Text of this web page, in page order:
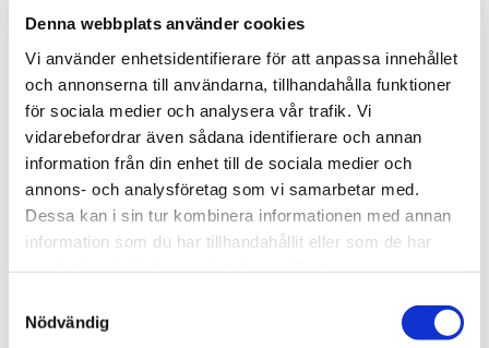
Denna webbplats använder cookies
Vi använder enhetsidentifierare för att anpassa innehållet
och annonserna till användarna, tillhandahålla funktioner
för sociala medier och analysera vår trafik. Vi
vidarebefordrar även sådana identifierare och annan
information från din enhet till de sociala medier och
annons- och analysföretag som vi samarbetar med.
Dessa kan i sin tur kombinera informationen med annan
information som du har tillhandahållit eller som de har
Nödvändig
MCINTOSH MC830
Lägg till i favoriter
MCINTOSH MCD85 SACD/CD
Lägg till